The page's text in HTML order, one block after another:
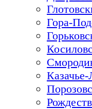
Гора-